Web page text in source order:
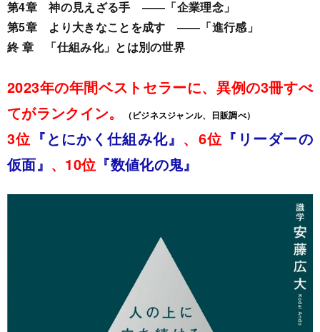
第4章 神の見えざる手 ――「企業理念」
第5章 より大きなことを成す ――「進行感」
終 章 「仕組み化」とは別の世界
2023年の年間ベストセラーに、異例の3冊すべ
てがランクイン。
（ビジネスジャンル、日販調べ）
3位 『とにかく仕組み化』 、6位 『リーダーの
仮面』 、10位 『数値化の鬼』